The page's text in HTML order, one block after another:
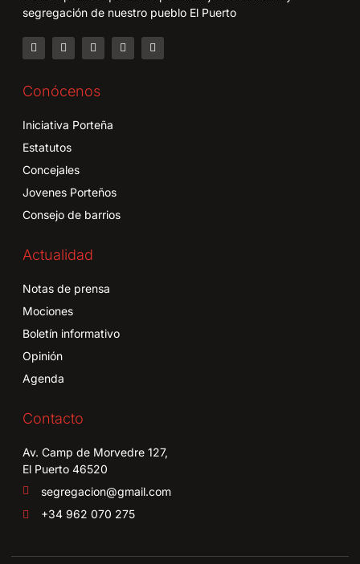
segregación de nuestro pueblo El Puerto
Conócenos
Iniciativa Porteña
Estatutos
Concejales
Jovenes Porteños
Consejo de barrios
Actualidad
Notas de prensa
Mociones
Boletín informativo
Opinión
Agenda
Contacto
Av. Camp de Morvedre 127,
El Puerto 46520
segregacion@gmail.com
+34 962 070 275